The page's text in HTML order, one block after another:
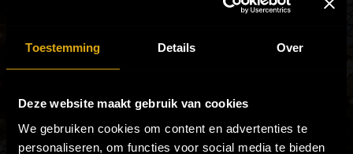
Toestemming Details Over
Deze website maakt gebruik van cookies
We gebruiken cookies om content en advertenties te
personaliseren, om functies voor social media te bieden
Inschrijfformulier Patty's Panter Party
Hou me op de hoogte!